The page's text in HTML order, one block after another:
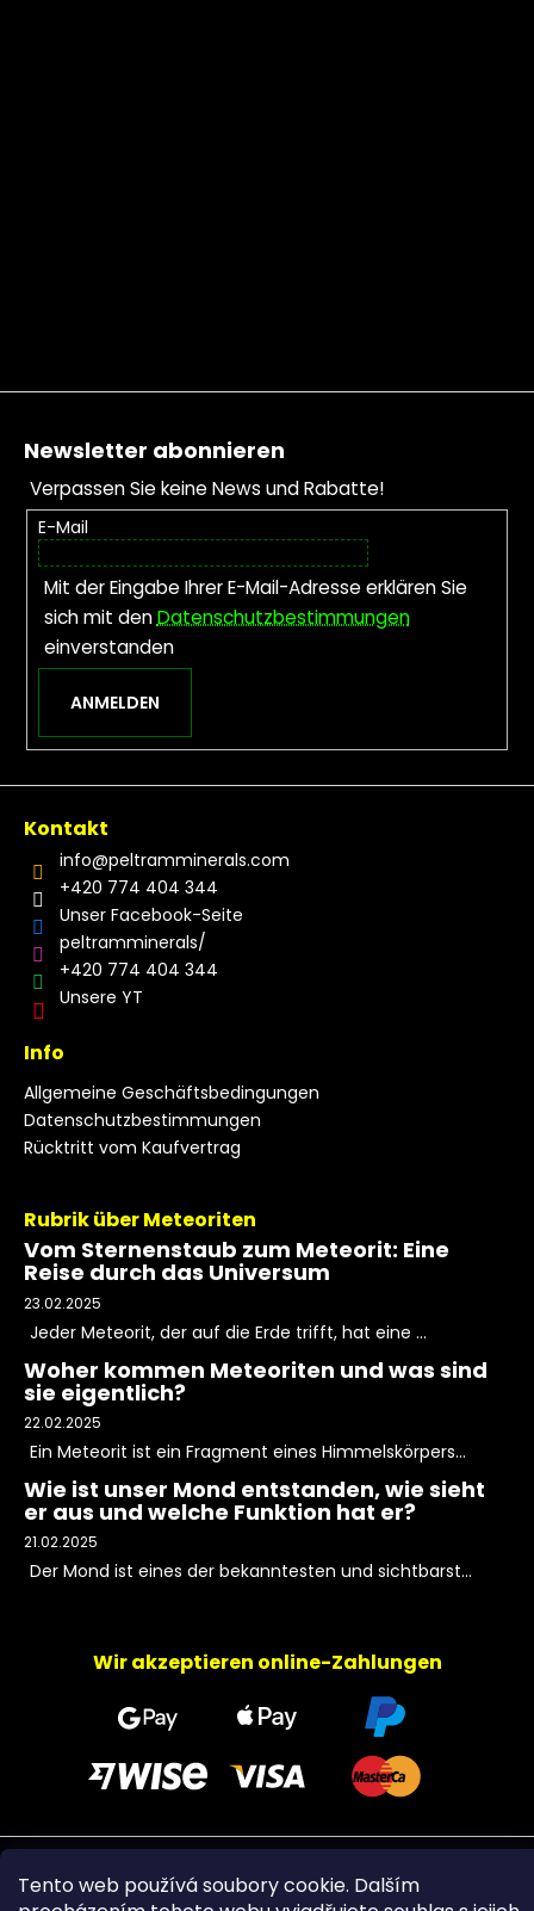
Tento web používá soubory cookie. Dalším
Fußzeile
Newsletter abonnieren
Verpassen Sie keine News und Rabatte!
E-Mail
Mit der Eingabe Ihrer E-Mail-Adresse erklären Sie
sich mit denDatenschutzbestimmungen
einverstanden
ANMELDEN
Kontakt
info@peltramminerals.com
+420 774 404 344
Unser Facebook-Seite
peltramminerals/
+420 774 404 344
Unsere YT
Info
Allgemeine Geschäftsbedingungen
Datenschutzbestimmungen
Rücktritt vom Kaufvertrag
Rubrik über Meteoriten
Vom Sternenstaub zum Meteorit: Eine
Reise durch das Universum
23.02.2025
Jeder Meteorit, der auf die Erde trifft, hat eine ...
Woher kommen Meteoriten und was sind
sie eigentlich?
22.02.2025
Ein Meteorit ist ein Fragment eines Himmelskörpers...
Wie ist unser Mond entstanden, wie sieht
er aus und welche Funktion hat er?
21.02.2025
Der Mond ist eines der bekanntesten und sichtbarst...
Wir akzeptieren online-Zahlungen
Copyright 2026 PeltramMinerals
. Alle Rechte
vorbehalten.